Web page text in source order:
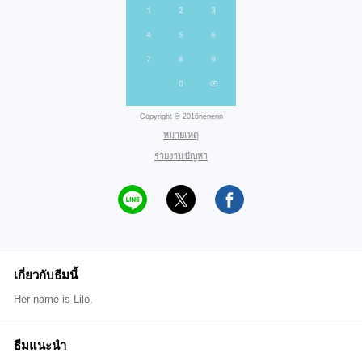
Copyright © 2016nenerin
หมายเหตุ
รายงานปัญหา
เกี่ยวกับธีมนี้
Her name is Lilo.
ธีมแนะนำ